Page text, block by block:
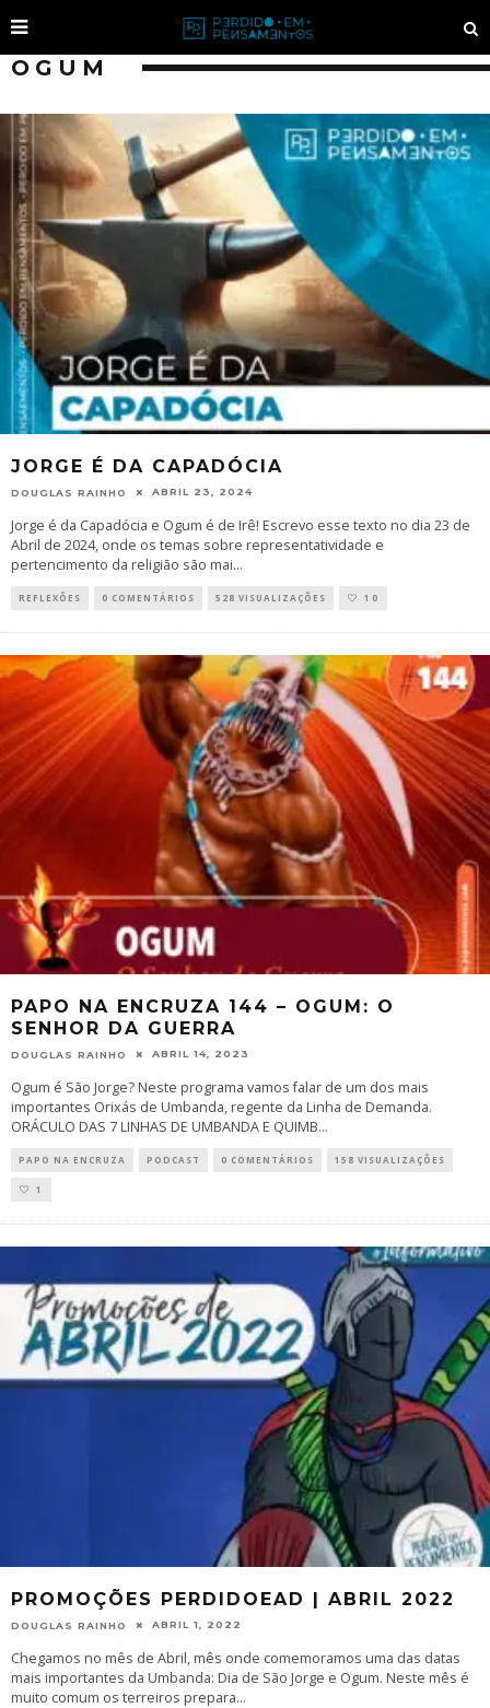
OGUM
JORGE É DA CAPADÓCIA
DOUGLAS RAINHO ABRIL 23, 2024
Jorge é da Capadócia e Ogum é de Irê! Escrevo esse texto no dia 23 de
Abril de 2024, onde os temas sobre representatividade e
pertencimento da religião são mai...
REFLEXÕES 0 COMENTÁRIOS 528 VISUALIZAÇÕES 10
PAPO NA ENCRUZA 144 – OGUM: O
SENHOR DA GUERRA
DOUGLAS RAINHO ABRIL 14, 2023
Ogum é São Jorge? Neste programa vamos falar de um dos mais
importantes Orixás de Umbanda, regente da Linha de Demanda.
ORÁCULO DAS 7 LINHAS DE UMBANDA E QUIMB...
PAPO NA ENCRUZA PODCAST 0 COMENTÁRIOS 158 VISUALIZAÇÕES
1
PROMOÇÕES PERDIDOEAD | ABRIL 2022
DOUGLAS RAINHO ABRIL 1, 2022
Chegamos no mês de Abril, mês onde comemoramos uma das datas
mais importantes da Umbanda: Dia de São Jorge e Ogum. Neste mês é
muito comum os terreiros prepara...